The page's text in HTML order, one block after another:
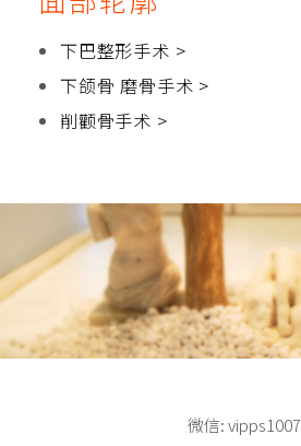
下巴整形手术 >
下颌骨 磨骨手术 >
削颧骨手术 >
微信: vipps1007